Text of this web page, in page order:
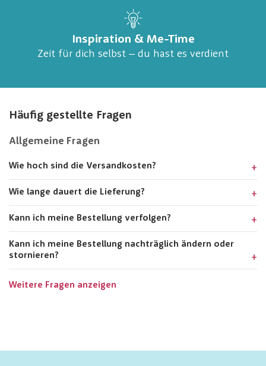
Inspiration & Me-Time
Zeit für dich selbst – du hast es verdient
Häufig gestellte Fragen
Allgemeine Fragen
Wie hoch sind die Versandkosten?
Wie lange dauert die Lieferung?
Kann ich meine Bestellung verfolgen?
Kann ich meine Bestellung nachträglich ändern oder
stornieren?
Weitere Fragen anzeigen